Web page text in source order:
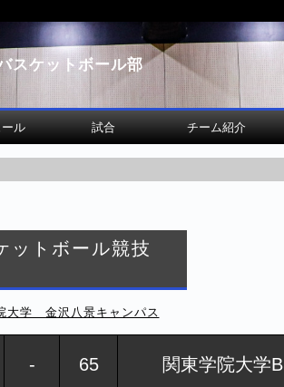
ル 試合 チーム紹介
スケットボール部
ットボール競技
大学 金沢八景キャンパス
- 65 関東学院大学B